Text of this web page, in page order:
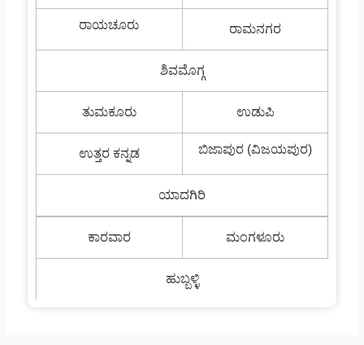
ರಾಯಚೂರು ರಾಮನಗರ
ಶಿವಮೊಗ್ಗ
ತುಮಕೂರು ಉಡುಪಿ
ಉತ್ತರ ಕನ್ನಡ ಬಿಜಾಪುರ (ವಿಜಯಪುರ)
ಯಾದಗಿರಿ
ಕಾರವಾರ ಮಂಗಳೂರು
ಹುಬ್ಬಳ್ಳಿ